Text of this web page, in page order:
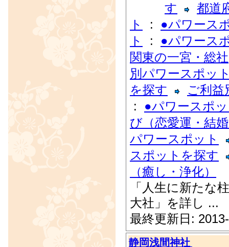
す
都道
ト
: ●パワース
ト
: ●パワース
関東の一宮・総社
別パワースポッ
を探す
ご利益
: ●パワースポ
び（恋愛運・結
パワースポット
スポットを探す
（癒し・浄化）
「人生に新たな
大社」を詳し ...
最終更新日:
静岡浅間神社